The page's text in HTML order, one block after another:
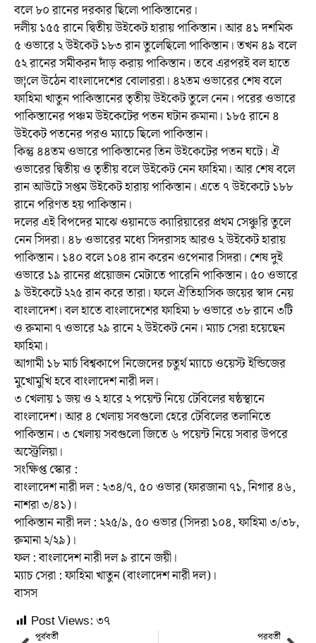
বলে ৮০ রানের দরকার ছিলো পাকিস্তানের।
দলীয় ১৫৫ রানে দ্বিতীয় উইকেট হারায় পাকিস্তান। আর ৪১ দশমিক
৫ ওভারে ২ উইকেট ১৮৩ রান তুলেছিলো পাকিস্তান। তখন ৪৯ বলে
৫২ রানের সমীকরন দাঁড় করায় পাকিস্তান। তবে এরপরই বল হাতে
জ¦লে উঠেন বাংলাদেশের বোলাররা। ৪২তম ওভারের শেষ বলে
ফাহিমা খাতুন পাকিস্তানের তৃতীয় উইকেট তুলে নেন। পরের ওভারে
পাকিস্তানের পঞ্চম উইকেটের পতন ঘটান রুমানা। ১৮৫ রানে ৪
উইকেট পতনের পরও ম্যাচে ছিলো পাকিস্তান।
কিন্তু ৪৪তম ওভারে পাকিস্তানের তিন উইকেটের পতন ঘটে। ঐ
ওভারের দ্বিতীয় ও তৃতীয় বলে উইকেট নেন ফাহিমা। আর শেষ বলে
রান আউটে সপ্তম উইকেট হারায় পাকিস্তান। এতে ৭ উইকেটে ১৮৮
রানে পরিণত হয় পাকিস্তান।
দলের এই বিপদের মাঝে ওয়ানডে ক্যারিয়ারের প্রথম সেঞ্চুরি তুলে
নেন সিদরা। ৪৮ ওভারের মধ্যে সিদরাসহ আরও ২ উইকেট হারায়
পাকিস্তান। ১৪০ বলে ১০৪ রান করেন ওপেনার সিদরা। শেষ দুই
ওভারে ১৯ রানের প্রয়োজন মেটাতে পারেনি পাকিস্তান। ৫০ ওভারে
৯ উইকেটে ২২৫ রান করে তারা। ফলে ঐতিহাসিক জয়ের স্বাদ নেয়
বাংলাদেশ। বল হাতে বাংলাদেশের ফাহিমা ৮ ওভারে ৩৮ রানে ৩টি
ও রুমানা ৭ ওভারে ২৯ রানে ২ উইকেট নেন। ম্যাচ সেরা হয়েছেন
ফাহিমা।
আগামী ১৮ মার্চ বিশ্বকাপে নিজেদের চতুর্থ ম্যাচে ওয়েস্ট ইন্ডিজের
মুখোমুখি হবে বাংলাদেশ নারী দল।
৩ খেলায় ১ জয় ও ২ হারে ২ পয়েন্ট নিয়ে টেবিলের ষষ্ঠস্থানে
বাংলাদেশ। আর ৪ খেলায় সবগুলো হেরে টেবিলের তলানিতে
পাকিস্তান। ৩ খেলায় সবগুলো জিতে ৬ পয়েন্ট নিয়ে সবার উপরে
অস্ট্রেলিয়া।
সংক্ষিপ্ত স্কোর :
বাংলাদেশ নারী দল : ২৩৪/৭, ৫০ ওভার (ফারজানা ৭১, নিগার ৪৬,
নাশরা ৩/৪১)।
পাকিস্তান নারী দল : ২২৫/৯, ৫০ ওভার (সিদরা ১০৪, ফাহিমা ৩/৩৮,
রুমানা ২/২৯)।
ফল : বাংলাদেশ নারী দল ৯ রানে জয়ী।
ম্যাচ সেরা : ফাহিমা খাতুন (বাংলাদেশ নারী দল)।
বাসস
Post Views:৩৭
পূর্ববর্তী পরবর্তী